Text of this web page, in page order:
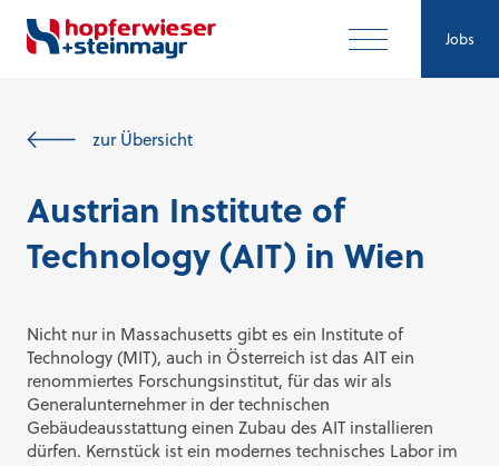
Jobs
zur Übersicht
Austrian Institute of
Technology (AIT) in Wien
Nicht nur in Massachusetts gibt es ein Institute of
Technology (MIT), auch in Österreich ist das AIT ein
renommiertes Forschungsinstitut, für das wir als
Generalunternehmer in der technischen
Gebäudeausstattung einen Zubau des AIT installieren
dürfen. Kernstück ist ein modernes technisches Labor im